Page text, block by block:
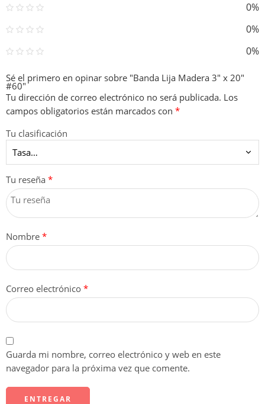
0%
0%
0%
Sé el primero en opinar sobre "Banda Lija Madera 3″ x 20″
#60"
Tu dirección de correo electrónico no será publicada. Los
campos obligatorios están marcados con *
Tu clasificación
Tu reseña *
Nombre *
Correo electrónico *
Guarda mi nombre, correo electrónico y web en este
navegador para la próxima vez que comente.